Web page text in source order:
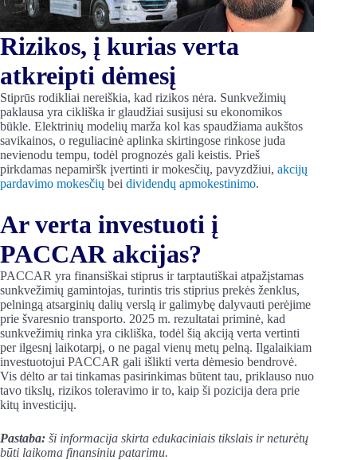
Rizikos, į kurias verta
atkreipti dėmesį
Stiprūs rodikliai nereiškia, kad rizikos nėra. Sunkvežimių
paklausa yra cikliška ir glaudžiai susijusi su ekonomikos
būkle. Elektrinių modelių marža kol kas spaudžiama aukštos
savikainos, o reguliacinė aplinka skirtingose rinkose juda
nevienodu tempu, todėl prognozės gali keistis. Prieš
pirkdamas nepamiršk įvertinti ir mokesčių, pavyzdžiui, akcijų
pardavimo mokesčių bei dividendų apmokestinimo.
Ar verta investuoti į
PACCAR akcijas?
PACCAR yra finansiškai stiprus ir tarptautiškai atpažįstamas
sunkvežimių gamintojas, turintis tris stiprius prekės ženklus,
pelningą atsarginių dalių verslą ir galimybę dalyvauti perėjime
prie švaresnio transporto. 2025 m. rezultatai priminė, kad
sunkvežimių rinka yra cikliška, todėl šią akciją verta vertinti
per ilgesnį laikotarpį, o ne pagal vienų metų pelną. Ilgalaikiam
investuotojui PACCAR gali išlikti verta dėmesio bendrovė.
Vis dėlto ar tai tinkamas pasirinkimas būtent tau, priklauso nuo
tavo tikslų, rizikos toleravimo ir to, kaip ši pozicija dera prie
kitų investicijų.
Pastaba: ši informacija skirta edukaciniais tikslais ir neturėtų
būti laikoma finansiniu patarimu.